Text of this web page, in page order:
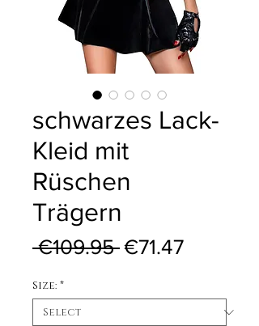
schwarzes Lack-
Kleid mit
Rüschen
Trägern
€109.95 Regular Price
€71.47Sale
Size: *